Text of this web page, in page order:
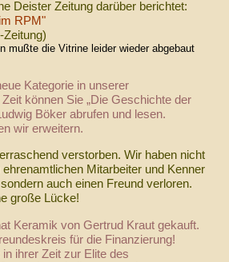
Deister Zeitung darüber berichtet:
RPM"
Zeitung)
mußte die Vitrine leider wieder abgebaut
Kategorie in unserer
können Sie „Die Geschichte der
Böker abrufen und lesen.
wir erweitern.
verstorben. Wir haben nicht
Mitarbeiter und Kenner
auch einen Freund verloren.
große Lücke!
Keramik von Gertrud Kraut gekauft.
für die Finanzierung!
ihrer Zeit zur Elite des